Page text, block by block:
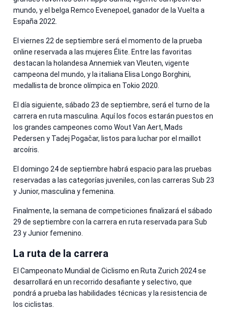
mundo, y el belga Remco Evenepoel, ganador de la Vuelta a
España 2022.
El viernes 22 de septiembre será el momento de la prueba
online reservada a las mujeres Élite. Entre las favoritas
destacan la holandesa Annemiek van Vleuten, vigente
campeona del mundo, y la italiana Elisa Longo Borghini,
medallista de bronce olímpica en Tokio 2020.
El día siguiente, sábado 23 de septiembre, será el turno de la
carrera en ruta masculina. Aquí los focos estarán puestos en
los grandes campeones como Wout Van Aert, Mads
Pedersen y Tadej Pogačar, listos para luchar por el maillot
arcoíris.
El domingo 24 de septiembre habrá espacio para las pruebas
reservadas a las categorías juveniles, con las carreras Sub 23
y Junior, masculina y femenina.
Finalmente, la semana de competiciones finalizará el sábado
29 de septiembre con la carrera en ruta reservada para Sub
23 y Junior femenino.
La ruta de la carrera
El Campeonato Mundial de Ciclismo en Ruta Zurich 2024 se
desarrollará en un recorrido desafiante y selectivo, que
pondrá a prueba las habilidades técnicas y la resistencia de
los ciclistas.